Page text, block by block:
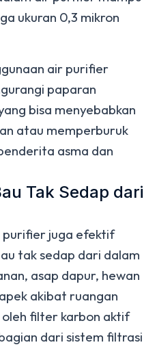
ukuran 0,3 mikron
air purifier
paparan
bisa menyebabkan
atau memperburuk
asma dan
Tak Sedap dari
purifier juga efektif
tak sedap dari dalam
asap dapur, hewan
akibat ruangan
filter karbon aktif
dari sistem filtrasi